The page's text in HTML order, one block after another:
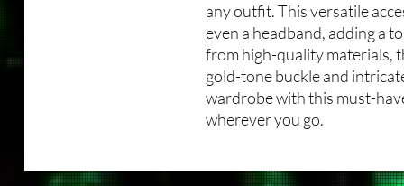
any outfit. This versatile
even a headband, adding a
from high-quality materials,
gold-tone buckle and
wardrobe with this must-
wherever you go.